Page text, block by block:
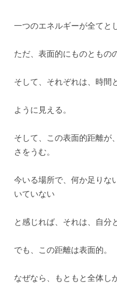
一つのエネルギーが全てと
ただ、表面的にものともの
そして、それぞれは、時間
ように見える。
そして、この表面的距離が
さをうむ。
今いる場所で、何か足りな
いていない
と感じれば、それは、自分
でも、この距離は表面的。
なぜなら、もともと全体し